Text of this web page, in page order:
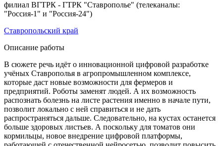
филиал ВГТРК - ГТРК "Ставрополье" (телеканалы:
"Россия-1" и "Россия-24")
Ставропольский край
Описание работы
В сюжете речь идёт о инновационной цифровой разработке
учёных Ставрополья в агропромышленном комплексе,
которые даст новые возможности для фермеров и
предприятий. Роботы заменят людей. А их возможность
распознать болезнь на листе растения именно в начале пути,
позволит локально с ней справиться и не дать
распространяться дальше. Следовательно, на кустах останется
больше здоровых листьев. А поскольку для томатов они
кормильцы, новое внедрение цифровой платформы,